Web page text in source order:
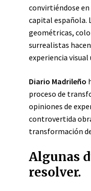
convirtiéndose
capital española.
geométricas,
surrealistas
experiencia visual
Diario Madrileño
proceso de
opiniones de
controvertida
transformación
Algunas
resolver.